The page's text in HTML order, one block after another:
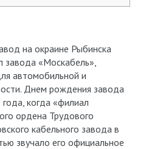
на окраине Рыбинска
завода «Москабель»,
автомобильной и
Днем рождения завода
когда «филиал
ордена Трудового
кабельного завода в
звучало его официальное